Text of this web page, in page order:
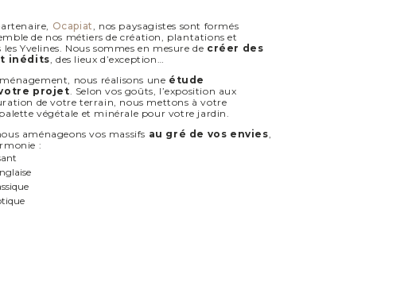
Ocapiat
, nos paysagistes sont formés
de nos métiers de création, plantations et
Yvelines. Nous sommes en mesure de créer des
inédits , des lieux d’exception…
nous réalisons une étude
projet . Selon vos goûts, l’exposition aux
de votre terrain, nous mettons à votre
végétale et minérale pour votre jardin.
aménageons vos massifs au gré de vos envies
: